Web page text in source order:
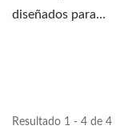
diseñados para
Resultado 1 - 4 de 4